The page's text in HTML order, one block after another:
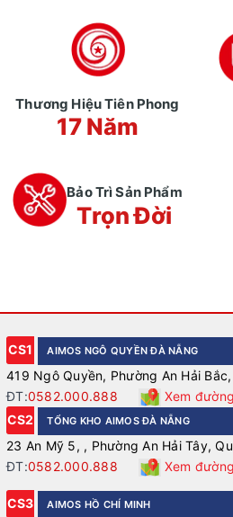
Thương Hiệu Tiên Phong
17 Năm
Bảo Trì Sản Phẩm
Trọn Đời
CS1 AIMOS NGÔ QUYỀN ĐÀ NẴNG
419 Ngô Quyền, Phường An Hải
ĐT:0582.000.888
Xem
CS2
TỔNG KHO AIMOS ĐÀ NẴNG
23 An Mỹ 5, , Phường An Hải Tây,
ĐT:0582.000.888 Xem
CS3 AIMOS HỒ CHÍ MINH